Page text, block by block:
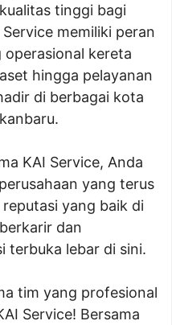
tinggi bagi
memiliki peran
kereta
hingga pelayanan
di berbagai kota
KAI Service, Anda
yang terus
yang baik di
dan
terbuka lebar di sini.
tim yang profesional
Service! Bersama